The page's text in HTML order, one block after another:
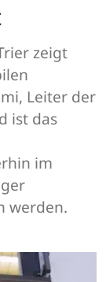
zeigt
Leiter der
ist das
im
werden.